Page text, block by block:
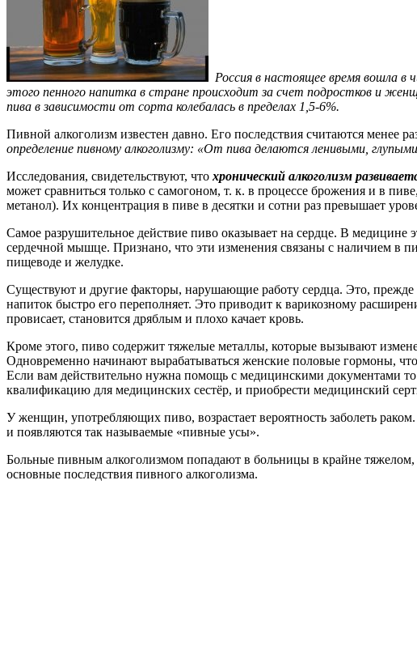
Россия в настоящее время вошла в
этого пенного напитка в стране происходит за счет подростков и
пива в зависимости от сорта колебалась в пределах 1,5-6%.
Пивной алкоголизм известен давно. Его последствия считаются менее
определение пивному алкоголизму: «От пива делаются ленивыми,
Исследования, свидетельствуют, что хронический алкоголизм
может сравниться только с самогоном, т. к. в процессе брожения и в
метанол). Их концентрация в пиве в десятки и сотни раз превышает
Самое разрушительное действие пиво оказывает на сердце. В
сердечной мышце. Признано, что эти изменения связаны с наличием в
пищеводе и желудке.
Существуют и другие факторы, нарушающие работу сердца. Это,
напиток быстро его переполняет. Это приводит к варикозному
провисает, становится дряблым и плохо качает кровь.
Кроме этого, пиво содержит тяжелые металлы, которые вызывают
Одновременно начинают вырабатываться женские половые гормоны,
Если вам действительно нужна помощь с медицинскими документами
квалификацию для медицинских сестёр, и приобрести медицинский
У женщин, употребляющих пиво, возрастает вероятность заболеть
и появляются так называемые «пивные усы».
Больные пивным алкоголизмом попадают в больницы в крайне
основные последствия пивного алкоголизма.